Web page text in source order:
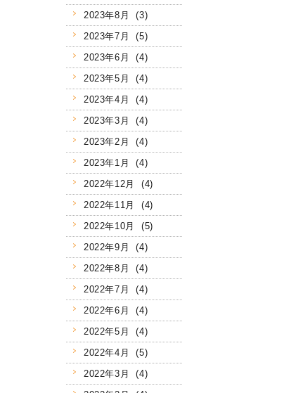
2023年8月 (3)
2023年7月 (5)
2023年6月 (4)
2023年5月 (4)
2023年4月 (4)
2023年3月 (4)
2023年2月 (4)
2023年1月 (4)
2022年12月 (4)
2022年11月 (4)
2022年10月 (5)
2022年9月 (4)
2022年8月 (4)
2022年7月 (4)
2022年6月 (4)
2022年5月 (4)
2022年4月 (5)
2022年3月 (4)